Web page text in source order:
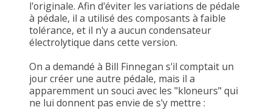
l'originale. Afin d'éviter les variations de pédale
à pédale, il a utilisé des composants à faible
tolérance, et il n'y a aucun condensateur
électrolytique dans cette version.
On a demandé à Bill Finnegan s'il comptait un
jour créer une autre pédale, mais il a
apparemment un souci avec les "kloneurs" qui
ne lui donnent pas envie de s'y mettre :